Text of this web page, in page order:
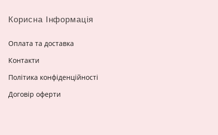
Корисна Інформація
Оплата та доставка
Контакти
Політика конфіденційності
Договір оферти